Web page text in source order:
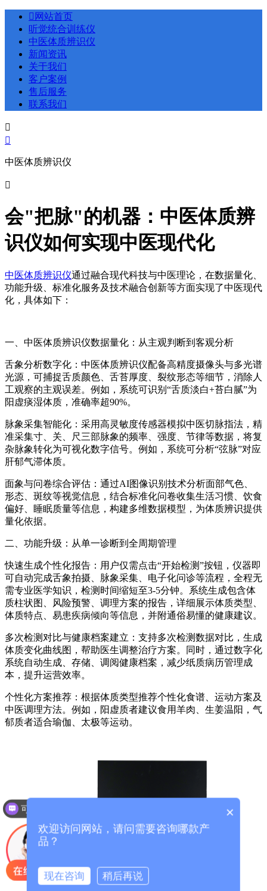
 网站首页
听觉统合训练仪
中医体质辨识仪
新闻资讯
关于我们
客户案例
售后服务
联系我们


中医体质辨识仪

会"把脉"的机器：中医体质辨
识仪如何实现中医现代化
中医体质辨识仪通过融合现代科技与中医理论，在数据量化、
功能升级、标准化服务及技术融合创新等方面实现了中医现代
化，具体如下：
一、 中医体质辨识仪数据量化：从主观判断到客观分析
舌象分析数字化：中医体质辨识仪配备高精度摄像头与多光谱
光源，可捕捉舌质颜色、舌苔厚度、裂纹形态等细节，消除人
工观察的主观误差。例如，系统可识别“舌质淡白+苔白腻”为
阳虚痰湿体质，准确率超90%。
脉象采集智能化：采用高灵敏度传感器模拟中医切脉指法，精
准采集寸、关、尺三部脉象的频率、强度、节律等数据，将复
杂脉象转化为可视化数字信号。例如，系统可分析“弦脉”对应
肝郁气滞体质。
面象与问卷综合评估：通过AI图像识别技术分析面部气色、
形态、斑纹等视觉信息，结合标准化问卷收集生活习惯、饮食
偏好、睡眠质量等信息，构建多维数据模型，为体质辨识提供
量化依据。
二、功能升级：从单一诊断到全周期管理
快速生成个性化报告：用户仅需点击“开始检测”按钮，仪器即
可自动完成舌象拍摄、脉象采集、电子化问诊等流程，全程无
需专业医学知识，检测时间缩短至3-5分钟。系统生成包含体
质柱状图、风险预警、调理方案的报告，详细展示体质类型、
体质特点、易患疾病倾向等信息，并附通俗易懂的健康建议。
多次检测对比与健康档案建立：支持多次检测数据对比，生成
体质变化曲线图，帮助医生调整治疗方案。同时，通过数字化
系统自动生成、存储、调阅健康档案，减少纸质病历管理成
本，提升运营效率。
个性化方案推荐：根据体质类型推荐个性化食谱、运动方案及
中医调理方法。例如，阳虚质者建议食用羊肉、生姜温阳，气
郁质者适合瑜伽、太极等运动。
×
欢迎访问网站，请问需要咨询哪款产
品？
现在咨询 稍后再说